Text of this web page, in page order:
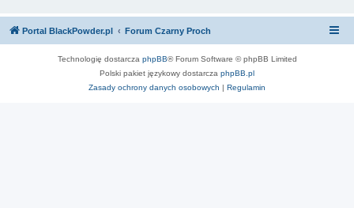
Portal BlackPowder.pl Forum Czarny Proch
Technologię dostarcza phpBB® Forum Software © phpBB Limited
Polski pakiet językowy dostarcza phpBB.pl
Zasady ochrony danych osobowych | Regulamin